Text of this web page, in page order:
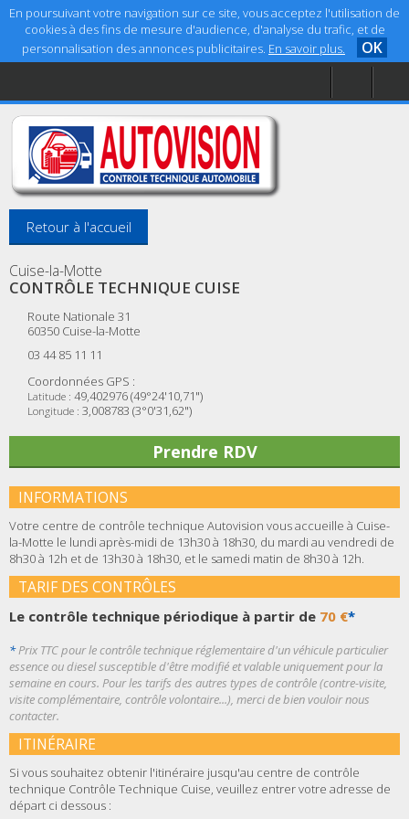
En poursuivant votre navigation sur ce site, vous acceptez l'utilisation de
cookies à des fins de mesure d'audience, d'analyse du trafic, et de
personnalisation des annonces publicitaires. En savoir plus. OK
Accueil
Aide
Mentions légales
Retour à l'accueil
Cuise-la-Motte
CONTRÔLE TECHNIQUE CUISE
Route Nationale 31
60350 Cuise-la-Motte
03 44 85 11 11
Coordonnées GPS :
Latitude : 49,402976 (49°24'10,71")
Longitude : 3,008783 (3°0'31,62")
Prendre RDV
INFORMATIONS
Votre centre de contrôle technique Autovision vous accueille à Cuise-
la-Motte le lundi après-midi de 13h30 à 18h30, du mardi au vendredi de
8h30 à 12h et de 13h30 à 18h30, et le samedi matin de 8h30 à 12h.
TARIF DES CONTRÔLES
Le contrôle technique périodique à partir de 70 €*
*Prix TTC pour le contrôle technique réglementaire d'un véhicule particulier
essence ou diesel susceptible d'être modifié et valable uniquement pour la
semaine en cours. Pour les tarifs des autres types de contrôle (contre-visite,
visite complémentaire, contrôle volontaire...), merci de bien vouloir nous
contacter.
ITINÉRAIRE
Si vous souhaitez obtenir l'itinéraire jusqu'au centre de contrôle
technique Contrôle Technique Cuise, veuillez entrer votre adresse de
départ ci dessous :